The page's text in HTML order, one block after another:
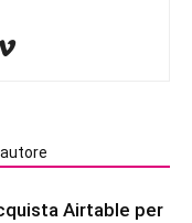
Airtable per